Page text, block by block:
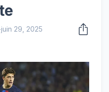
juin 29, 2025